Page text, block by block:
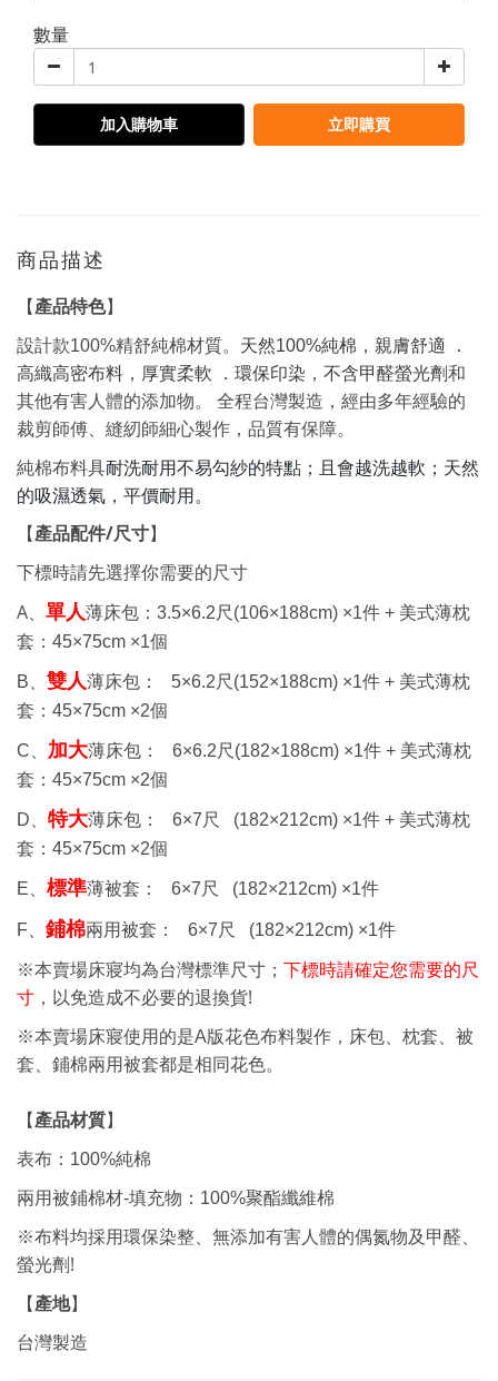
數量
加入購物車 立即購買
商品描述
【 產品特色】
設計款100%精舒純棉材質。 天然100%純棉，親膚舒適 ．
高織高密布料，厚實柔軟 ．環保印染，不含甲醛螢光劑和
其他有害人體的添加物。
全程台灣製造，經由多年經驗的
裁剪師傅、縫紉師細心製作，品質有保障。
純棉布料具耐洗耐用不易勾紗的特點；且會越洗越軟；天然
的吸濕透氣，平價耐用。
【 產品配件/尺寸】
下標時請先選擇你需要的尺寸
A、 單人薄床包： 3.5×6.2尺 (106×188cm) ×1件 + 美式薄枕
套： 45×75cm ×1個
B、 雙人薄床包： 5×6.2尺 (152×188cm) ×1件 + 美式薄枕
套： 45×75cm ×2個
C、 加大薄床包： 6×6.2尺 (182×188cm) ×1件 + 美式薄枕
套： 45×75cm ×2個
D、 特大薄床包： 6×7尺 (182×212cm) ×1件 + 美式薄枕
套： 45×75cm ×2個
E、 標準薄被套： 6×7尺 (182×212cm) ×1件
F、 鋪棉兩用被套： 6×7尺 (182×212cm) ×1件
※本賣場床寢均為台灣標準尺寸； 下標時請確定您需要的尺
寸 ，以免造成不必要的退換貨!
※本賣場床寢使用的是A版花色布料製作，床包、枕套、被
套、鋪棉兩用被套都是相同花色。
【 產品材質】
表布：100%純棉
兩用被鋪棉材-填充物：100%聚酯纖維棉
※布料均採用環保染整、無添加有害人體的偶氮物及甲醛、
螢光劑 !
【 產地】
台灣製造